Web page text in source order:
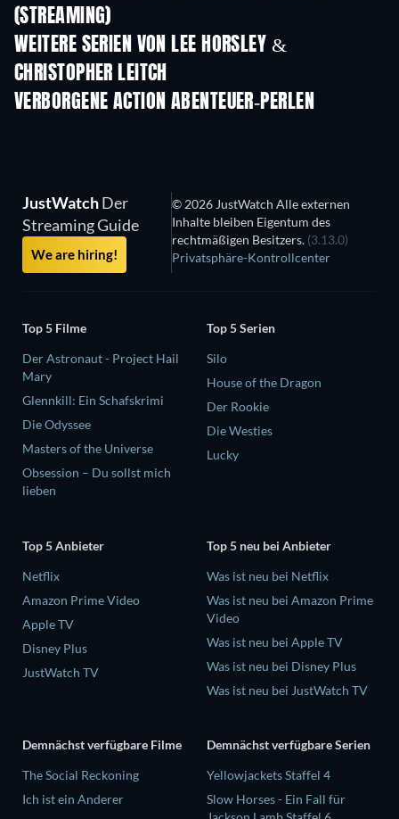
(STREAMING)Staffel 2
WEITERE SERIEN VON LEE HORSLEY &
CHRISTOPHER LEITCH
Serie
VERBORGENE ACTION ABENTEUER-PERLEN
Serie
JustWatchDer
Streaming Guide
We are hiring!
© 2026 JustWatch Alle externen
Inhalte bleiben Eigentum des
rechtmäßigen Besitzers. (3.13.0)
Privatsphäre-Kontrollcenter
Top 5 Filme
Der Astronaut - Project Hail
Mary
Glennkill: Ein Schafskrimi
Die Odyssee
Masters of the Universe
Obsession – Du sollst mich
lieben
Top 5 Serien
Silo
House of the Dragon
Der Rookie
Die Westies
Lucky
Top 5 Anbieter
Netflix
Amazon Prime Video
Apple TV
Disney Plus
JustWatch TV
Top 5 neu bei Anbieter
Was ist neu bei Netflix
Was ist neu bei Amazon Prime
Video
Was ist neu bei Apple TV
Was ist neu bei Disney Plus
Was ist neu bei JustWatch TV
Demnächst verfügbare Filme
The Social Reckoning
Ich ist ein Anderer
Demnächst verfügbare Serien
Yellowjackets Staffel 4
Slow Horses - Ein Fall für